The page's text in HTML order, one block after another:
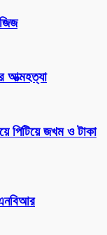
আত্মহত্যা
পিটিয়ে জখম ও টাকা